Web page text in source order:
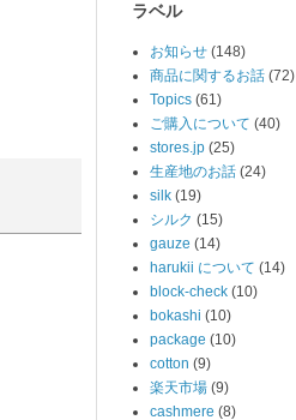
ラベル
お知らせ (148)
商品に関するお話 (72)
Topics (61)
ご購入について (40)
stores.jp (25)
生産地のお話 (24)
silk (19)
シルク (15)
gauze (14)
harukii について (14)
block-check (10)
bokashi (10)
package (10)
cotton (9)
楽天市場 (9)
cashmere (8)